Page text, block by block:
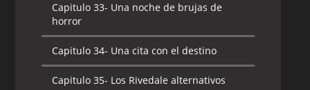
Capitulo 33- Una noche de brujas de
horror
Capitulo 34- Una cita con el destino
Capitulo 35- Los Rivedale alternativos